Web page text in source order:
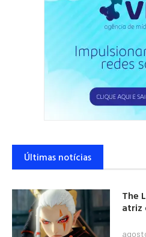
Últimas notícias
The
atriz